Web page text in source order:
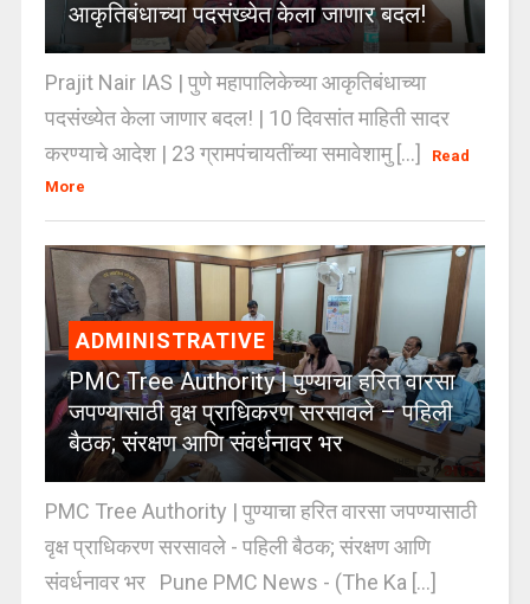
आकृतिबंधाच्या पदसंख्येत केला जाणार बदल!
Prajit Nair IAS | पुणे महापालिकेच्या आकृतिबंधाच्या
पदसंख्येत केला जाणार बदल! | 10 दिवसांत माहिती सादर
करण्याचे आदेश | 23 ग्रामपंचायतींच्या समावेशामु [...]
Read
More
ADMINISTRATIVE
PMC Tree Authority | पुण्याचा हरित वारसा
जपण्यासाठी वृक्ष प्राधिकरण सरसावले – पहिली
बैठक; संरक्षण आणि संवर्धनावर भर
PMC Tree Authority | पुण्याचा हरित वारसा जपण्यासाठी
वृक्ष प्राधिकरण सरसावले - पहिली बैठक; संरक्षण आणि
संवर्धनावर भर Pune PMC News - (The Ka [...]